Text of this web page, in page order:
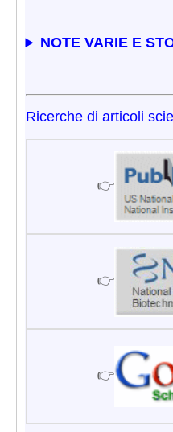
NOTE VARIE E
Ricerche di articoli
👉
👉
👉